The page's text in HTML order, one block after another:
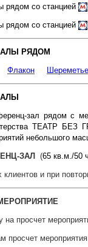
рядом со станцией
рядом со станцией
РЯДОМ
Флакон
зал рядом с
ТЕАТР БЕЗ
небольшого
ЗАЛ (65 кв.м. /50
и при
на просчет
мероприятия